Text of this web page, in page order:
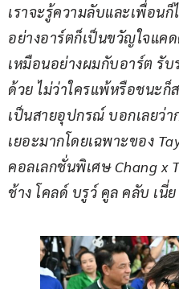
เราจะรู้ความลับและเพื่อนก็
อย่างอาร์ตก็เป็นขวัญใจแค
เหมือนอย่างผมกับอาร์ต รับ
ด้วย ไม่ว่าใครแพ้หรือชนะก็
เป็นสายอุปกรณ์ บอกเลยว่า
เยอะมากโดยเฉพาะของ
คอลเลกชั่นพิเศษ Chang x
ช้าง โคลด์ บรูว์ คูล คลับ เนี่